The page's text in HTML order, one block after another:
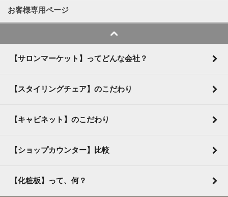
お客様専用ページ
【サロンマーケット】ってどんな会社？
【スタイリングチェア】のこだわり
【キャビネット】のこだわり
【ショップカウンター】比較
【化粧板】って、何？